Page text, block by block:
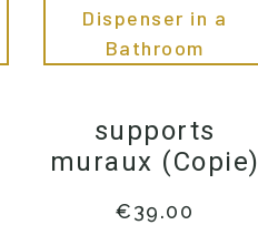
supports
muraux (Copie)
€39.00